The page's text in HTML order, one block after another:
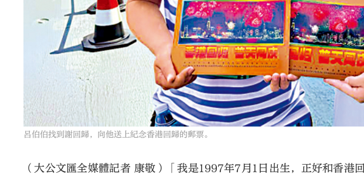
呂伯伯找到謝回歸，向他送上紀念香港回歸的郵票。
（大公文匯全媒體記者 康敬）「我是1997年7月1日出生，正好和香港